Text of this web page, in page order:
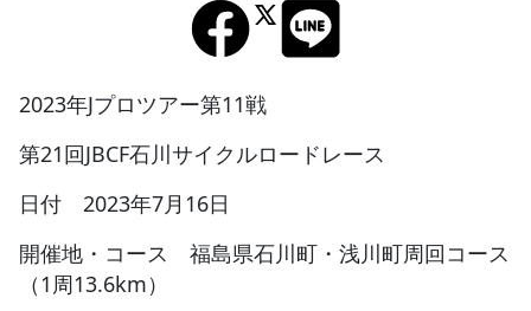
競技ガイド
エントリー
JBCF ROAD SERIESとは
2023年Jプロツアー第11戦
第21回JBCF石川サイクルロードレース
日付 2023年7月16日
開催地・コース 福島県石川町・浅川町周回コース
（1周13.6km）